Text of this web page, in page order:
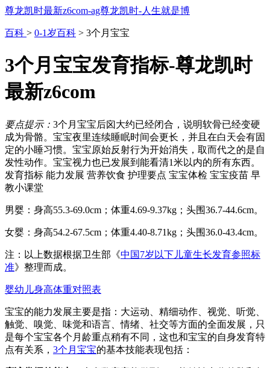
尊龙凯时最新z6com-ag尊龙凯时-人生就是博
百科 > 0-1岁百科 > 3个月宝宝
3个月宝宝发育指标-尊龙凯时
最新z6com
要点提示： 3个月宝宝后囟大约已经闭合，说明软骨已经变硬
成为骨骼。宝宝夜里连续睡眠时间会更长，并且在白天会有固
定的小睡习惯。宝宝原始反射行为开始消失，取而代之的是自
发性动作。宝宝视力也已发展到能看清1米以内的所有东西。
发育指标 能力发展 营养饮食 护理要点 宝宝体检 宝宝疫苗 早
教小课堂
男婴：身高55.3-69.0cm；体重4.69-9.37kg；头围36.7-44.6cm。
女婴：身高54.2-67.5cm；体重4.40-8.71kg；头围36.0-43.4cm。
注：以上数据根据卫生部《中国7岁以下儿童生长发育参照标
准》整理而成。
婴幼儿身高体重对照表
宝宝的能力发展主要是指：大运动、精细动作、视觉、听觉、
触觉、嗅觉、味觉和语言、情绪、社交等方面的全面发展，只
是每个宝宝各个月龄重点稍有不同，这也和宝宝的自身发育特
点有关系， 3个月宝宝的基本技能表现包括：